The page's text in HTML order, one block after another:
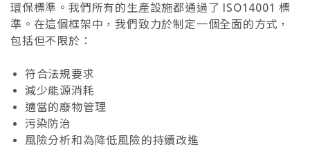
環保標準。我們所有的生產設施都通過了 ISO14001 標
準。在這個框架中，我們致力於制定一個全面的方式，
包括但不限於：
符合法規要求
減少能源消耗
適當的廢物管理
污染防治
風險分析和為降低風險的持續改進